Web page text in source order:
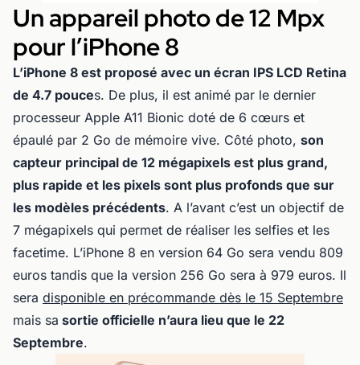
Un appareil photo de 12 Mpx
pour l’iPhone 8
L’iPhone 8 est proposé avec un écran IPS LCD Retina
de 4.7 pouces. De plus, il est animé par le dernier
processeur Apple A11 Bionic doté de 6 cœurs et
épaulé par 2 Go de mémoire vive. Côté photo, son
capteur principal de 12 mégapixels est plus grand,
plus rapide et les pixels sont plus profonds que sur
les modèles précédents. A l’avant c’est un objectif de
7 mégapixels qui permet de réaliser les selfies et les
facetime. L’iPhone 8 en version 64 Go sera vendu 809
euros tandis que la version 256 Go sera à 979 euros. Il
sera disponible en précommande dès le 15 Septembre
mais sa sortie officielle n’aura lieu que le 22
Septembre.